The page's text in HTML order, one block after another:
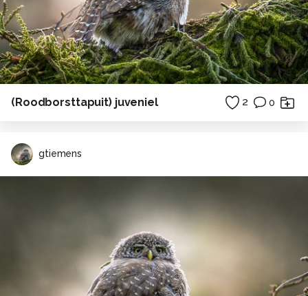
(Roodborsttapuit) juveniel 2 0
gtiemens